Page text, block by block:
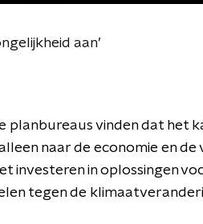
aan’
planbureaus vinden dat het
naar de economie en
investeren in oplossingen
tegen de